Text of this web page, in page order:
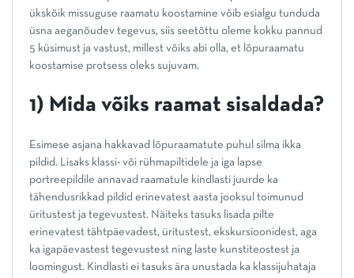
ükskõik missuguse raamatu koostamine võib esialgu tunduda
üsna aeganõudev tegevus, siis seetõttu oleme kokku pannud
5 küsimust ja vastust, millest võiks abi olla, et lõpuraamatu
koostamise protsess oleks sujuvam.
1) Mida võiks raamat sisaldada?
Esimese asjana hakkavad lõpuraamatute puhul silma ikka
pildid. Lisaks klassi- või rühmapiltidele ja iga lapse
portreepildile annavad raamatule kindlasti juurde ka
tähendusrikkad pildid erinevatest aasta jooksul toimunud
üritustest ja tegevustest. Näiteks tasuks lisada pilte
erinevatest tähtpäevadest, üritustest, ekskursioonidest, aga
ka igapäevastest tegevustest ning laste kunstiteostest ja
loomingust. Kindlasti ei tasuks ära unustada ka klassijuhataja